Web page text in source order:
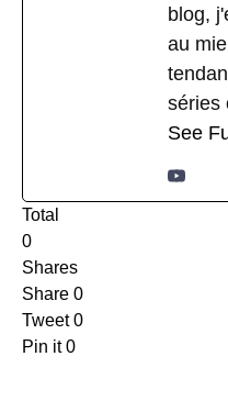
blog,
au
séries
See
Total
0
Shares
Share 0
Tweet 0
Pin it 0